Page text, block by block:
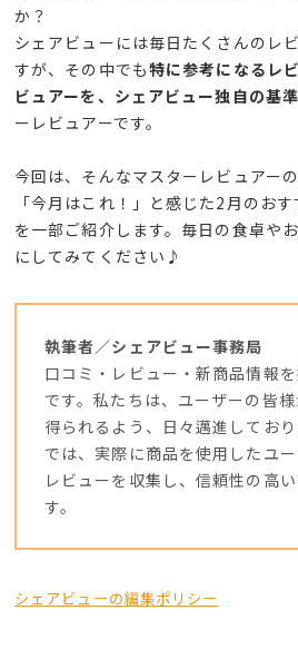
か？
シェアビューには毎日たくさんのレ
すが、その中でも特に参考になるレ
ビュアーを、シェアビュー独自の基
ーレビュアーです。
今回は、そんなマスターレビュアー
「今月はこれ！」と感じた2月のお
を一部ご紹介します。毎日の食卓や
にしてみてください♪
執筆者／シェアビュー事務局
口コミ・レビュー・新商品情報
です。私たちは、ユーザーの皆
得られるよう、日々邁進してお
では、実際に商品を使用したユ
レビューを収集し、信頼性の高
す。
シェアビューの編集ポリシー